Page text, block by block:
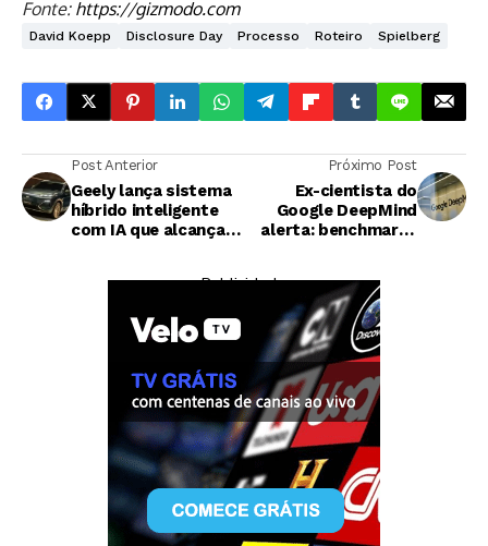
Fonte: https://gizmodo.com
David Koepp Disclosure Day Processo Roteiro Spielberg
Post Anterior
Geely lança sistema
híbrido inteligente
com IA que alcança
Próximo Post
Ex-cientista do
Google DeepMind
alerta: benchmarks
segurança da IA
— Publicidade —
Criptomoedas